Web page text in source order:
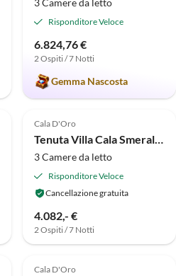
3 Camere da letto
Risponditore Veloce
6.824,76 €
2 Ospiti / 7 Notti
Gemma Nascosta
Cala D'Oro
Tenuta Villa Cala Smeraldo
3 Camere da letto
Risponditore Veloce
Cancellazione gratuita
4.082,- €
2 Ospiti / 7 Notti
Cala D'Oro